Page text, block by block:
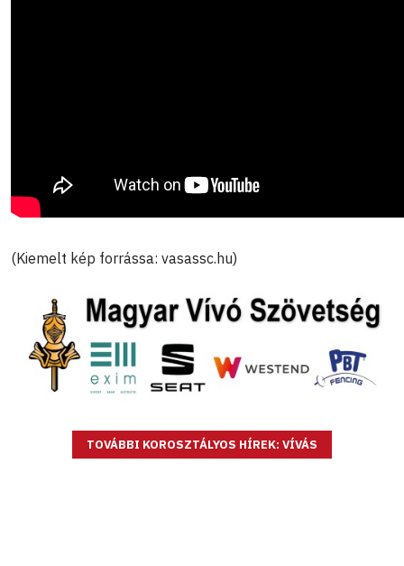
(Kiemelt kép forrássa: vasassc.hu)
TOVÁBBI KOROSZTÁLYOS HÍREK: VÍVÁS